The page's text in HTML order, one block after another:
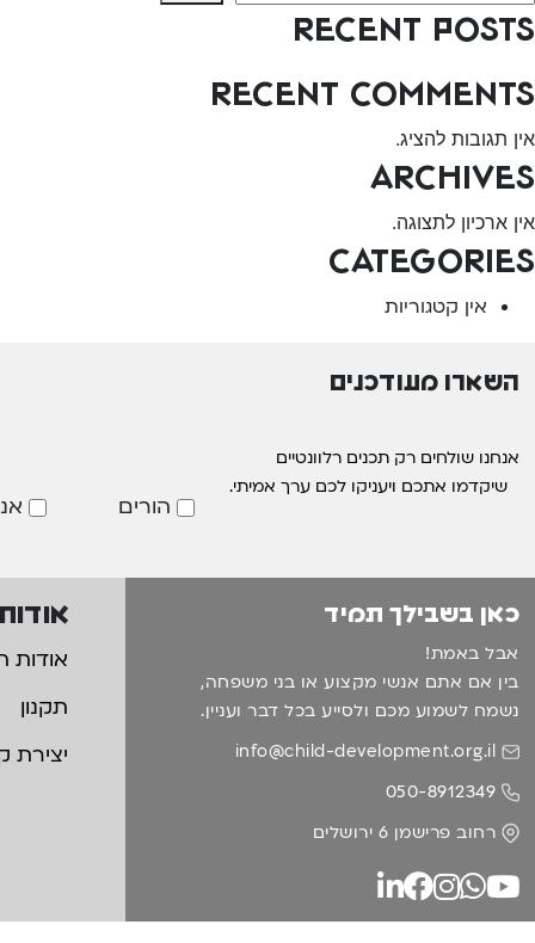
Recent Posts
Recent Comments
אין תגובות להציג.
Archives
אין ארכיון לתצוגה.
Categories
אין קטגוריות
השארו מעודכנים
אנחנו שולחים רק תכנים רלוונטיים
שיקדמו אתכם ויעניקו לכם ערך אמיתי.
הורים
כאן בשבילך תמיד
אבל באמת!
בין אם אתם אנשי מקצוע או בני משפחה,
נשמח לשמוע מכם ולסייע בכל דבר ועניין.
info@child-development.org.il
050-8912349
רחוב פרישמן 6 ירושלים
אודות
תקנון
יצירת